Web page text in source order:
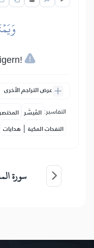
عرض التراجم الأخرى
التفاسير: المُيسَّر
النفحات المكية | هدايات
سورة